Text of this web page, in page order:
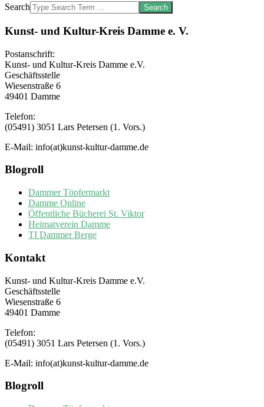
Search
Kunst- und Kultur-Kreis Damme e. V.
Postanschrift:
Kunst- und Kultur-Kreis Damme e.V.
Geschäftsstelle
Wiesenstraße 6
49401 Damme
Telefon:
(05491) 3051 Lars Petersen (1. Vors.)
E-Mail: info(at)kunst-kultur-damme.de
Blogroll
Dammer Töpfermarkt
Damme Online
Öffentliche Bücherei St. Viktor
Heimatverein Damme
TI Dammer Berge
Kontakt
Kunst- und Kultur-Kreis Damme e.V.
Geschäftsstelle
Wiesenstraße 6
49401 Damme
Telefon:
(05491) 3051 Lars Petersen (1. Vors.)
E-Mail: info(at)kunst-kultur-damme.de
Blogroll